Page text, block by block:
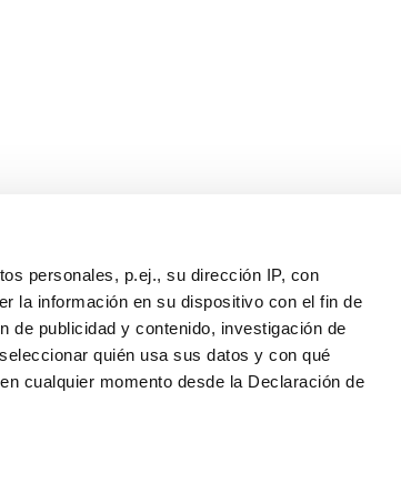
personales, p.ej., su dirección IP, con
la información en su dispositivo con el fin de
de publicidad y contenido, investigación de
quién usa sus datos y con qué
cualquier momento desde la Declaración de